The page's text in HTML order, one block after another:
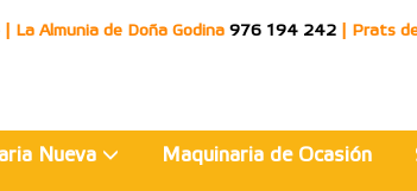
La Almunia de Doña Godina 976 194 242 Prats
Nueva Maquinaria de Ocasión